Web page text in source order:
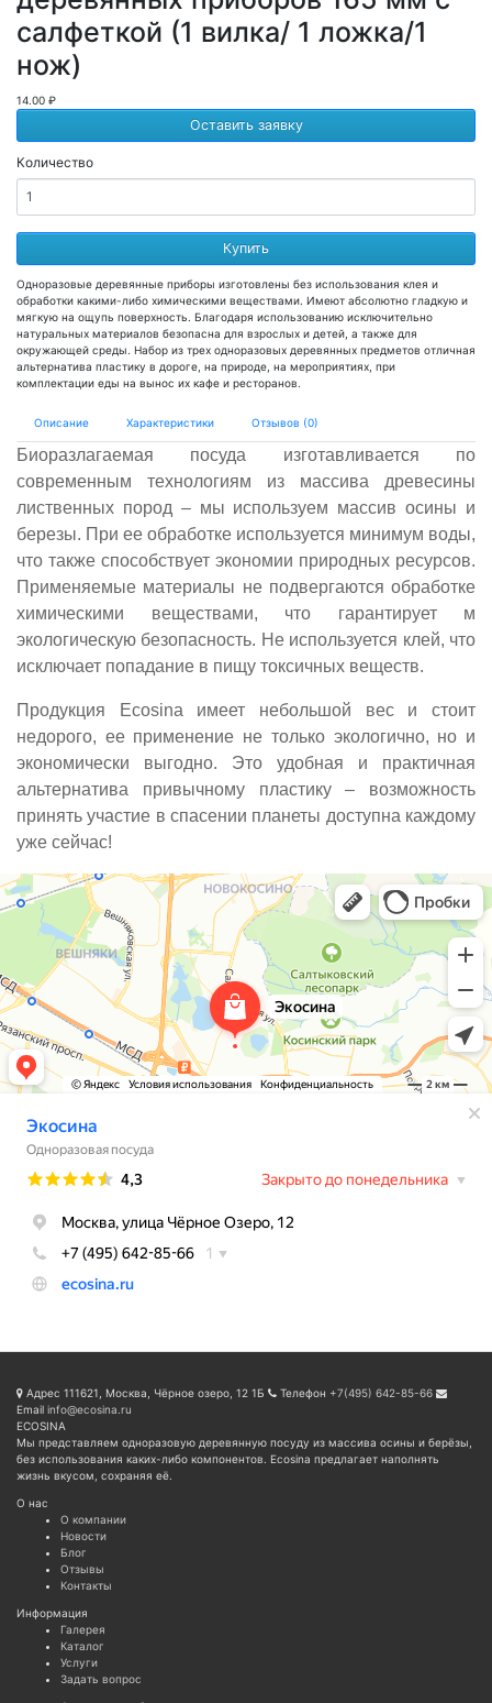
салфеткой (1 вилка/ 1 ложка/1
нож)
14.00 ₽
Оставить заявку
Количество
Купить
Одноразовые деревянные приборы изготовлены без использования клея и
обработки какими-либо химическими веществами. Имеют абсолютно гладкую и
мягкую на ощупь поверхность. Благодаря использованию исключительно
натуральных материалов безопасна для взрослых и детей, а также для
окружающей среды. Набор из трех одноразовых деревянных предметов отличная
альтернатива пластику в дороге, на природе, на мероприятиях, при
комплектации еды на вынос их кафе и ресторанов.
Описание Характеристики Отзывов (0)
Биоразлагаемая посуда изготавливается по
современным технологиям из массива древесины
лиственных пород – мы используем массив осины и
березы. При ее обработке используется минимум воды,
что также способствует экономии природных ресурсов.
Применяемые материалы не подвергаются обработке
химическими веществами, что гарантирует м
экологическую безопасность. Не используется клей, что
исключает попадание в пищу токсичных веществ.
Продукция Ecosina имеет небольшой вес и стоит
недорого, ее применение не только экологично, но и
экономически выгодно. Это удобная и практичная
альтернатива привычному пластику – возможность
принять участие в спасении планеты доступна каждому
уже сейчас!
Адрес 111621, Москва, Чёрное озеро, 12 1Б Телефон +7(495) 642-85-66
Email info@ecosina.ru
ECOSINA
Мы представляем одноразовую деревянную посуду из массива осины и берёзы,
без использования каких-либо компонентов. Ecosina предлагает наполнять
жизнь вкусом, сохраняя её.
О нас
О компании
Новости
Блог
Отзывы
Контакты
Информация
Галерея
Каталог
Услуги
Задать вопрос